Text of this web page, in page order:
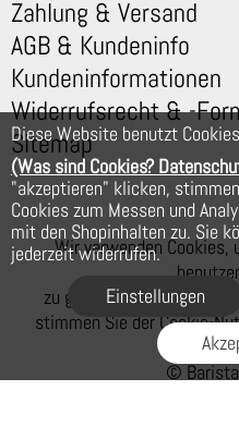
Diese Website benutzt
(Was sind Cookies?
"akzeptieren" klicken,
Cookies zum Messen und
mit den Shopinhalten zu. Sie
jederzeit widerrufen.
Einstellungen
Zahlung & Versand
AGB & Kundeninfo
Kundeninformationen
Widerrufsrecht & -
Sitemap
Wir verwenden Cookies,
zu gestalten. Wenn Sie
stimmen Sie der Cookie-
©